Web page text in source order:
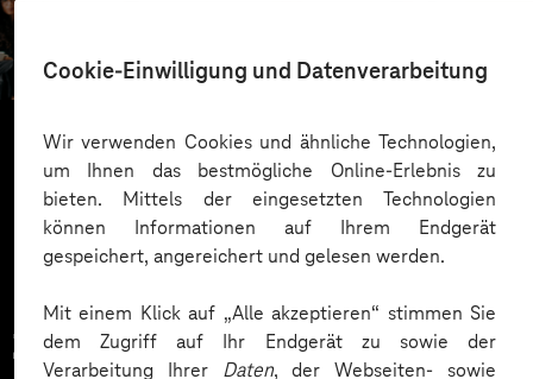
Cookie-Einwilligung und Datenverarbeitung
Wir verwenden Cookies und ähnliche Technologien,
um Ihnen das bestmögliche Online-Erlebnis zu
bieten. Mittels der eingesetzten Technologien
können Informationen auf Ihrem Endgerät
gespeichert, angereichert und gelesen werden.
Mit einem Klick auf „Alle akzeptieren“ stimmen Sie
dem Zugriff auf Ihr Endgerät zu sowie der
Verarbeitung Ihrer Daten, der Webseiten- sowie
Gut informiert dank mobiler App
Mehr laden
Zahlreiche Unternehmen